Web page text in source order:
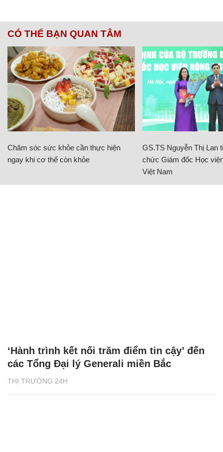
CÓ THỂ BẠN QUAN TÂM
Chăm sóc sức khỏe cần thực hiện
ngay khi cơ thể còn khỏe
GS.TS Nguyễn Thị Lan
chức Giám đốc Học
Việt Nam
THỊ TRƯỜNG 24H
‘Hành trình kết nối trăm điểm tin cậy’ đến
các Tổng Đại lý Generali miền Bắc